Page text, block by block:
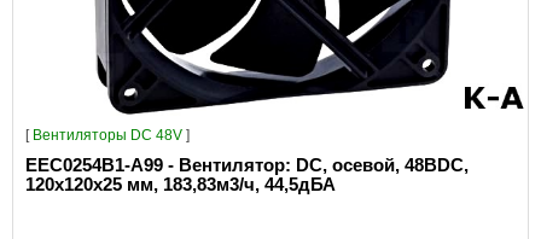
[ Вентиляторы DC 48V ]
EEC0254B1-A99 - Вентилятор: DC, осевой, 48ВDC,
120x120x25 мм, 183,83м3/ч, 44,5дБА